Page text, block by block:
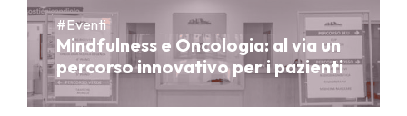
#Eventi
Mindfulness e Oncologia: al via un
percorso innovativo per i pazienti